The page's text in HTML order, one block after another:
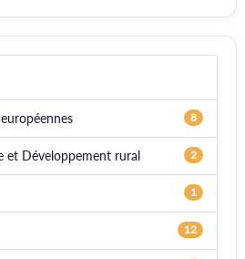
8
et Développement rural 2
1
12